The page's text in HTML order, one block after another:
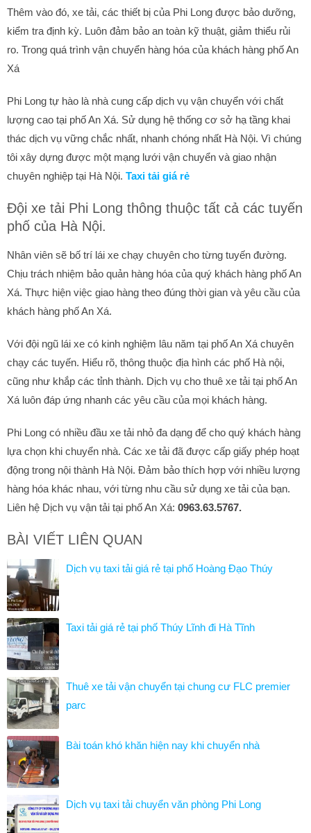
Thêm vào đó, xe tải, các thiết bị của Phi Long được bảo dưỡng,
kiểm tra định kỳ. Luôn đảm bảo an toàn kỹ thuật, giảm thiểu rủi
ro. Trong quá trình vận chuyển hàng hóa của khách hàng phố An
Xá
Phi Long tự hào là nhà cung cấp dịch vụ vận chuyển với chất
lượng cao tại phố An Xá. Sử dụng hệ thống cơ sở hạ tầng khai
thác dịch vụ vững chắc nhất, nhanh chóng nhất Hà Nội. Vì chúng
tôi xây dựng được một mạng lưới vận chuyển và giao nhận
chuyên nghiệp tại Hà Nội. Taxi tải giá rẻ
Đội xe tải Phi Long thông thuộc tất cả các tuyến
phố của Hà Nội.
Nhân viên sẽ bố trí lái xe chạy chuyên cho từng tuyến đường.
Chịu trách nhiệm bảo quản hàng hóa của quý khách hàng phố An
Xá. Thực hiện việc giao hàng theo đúng thời gian và yêu cầu của
khách hàng phố An Xá.
Với đội ngũ lái xe có kinh nghiệm lâu năm tại phố An Xá chuyên
chạy các tuyến. Hiểu rõ, thông thuộc địa hình các phố Hà nội,
cũng như khắp các tỉnh thành. Dịch vụ cho thuê xe tải tại phố An
Xá luôn đáp ứng nhanh các yêu cầu của mọi khách hàng.
Phi Long có nhiều đầu xe tải nhỏ đa dạng để cho quý khách hàng
lựa chọn khi chuyển nhà. Các xe tải đã được cấp giấy phép hoạt
động trong nội thành Hà Nội. Đảm bảo thích hợp với nhiều lượng
hàng hóa khác nhau, với từng nhu cầu sử dụng xe tải của bạn.
Liên hệ Dịch vụ vận tải tại phố An Xá: 0963.63.5767.
BÀI VIẾT LIÊN QUAN
Dịch vụ taxi tải giá rẻ tại phố Hoàng Đạo Thúy
Taxi tải giá rẻ tại phố Thúy Lĩnh đi Hà Tĩnh
Thuê xe tải vận chuyển tại chung cư FLC premier
parc
Bài toán khó khăn hiện nay khi chuyển nhà
Dịch vụ taxi tải chuyển văn phòng Phi Long